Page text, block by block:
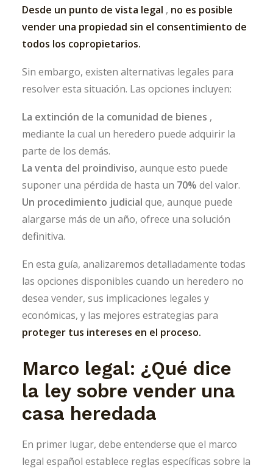
Desde un punto de vista legal , no es posible
vender una propiedad sin el consentimiento de
todos los copropietarios.
Sin embargo, existen alternativas legales para
resolver esta situación. Las opciones incluyen:
La extinción de la comunidad de bienes ,
mediante la cual un heredero puede adquirir la
parte de los demás.
La venta del proindiviso, aunque esto puede
suponer una pérdida de hasta un 70% del valor.
Un procedimiento judicial que, aunque puede
alargarse más de un año, ofrece una solución
definitiva.
En esta guía, analizaremos detalladamente todas
las opciones disponibles cuando un heredero no
desea vender, sus implicaciones legales y
económicas, y las mejores estrategias para
proteger tus intereses en el proceso.
Marco legal: ¿Qué dice
la ley sobre vender una
casa heredada
En primer lugar, debe entenderse que el marco
legal español establece reglas específicas sobre la